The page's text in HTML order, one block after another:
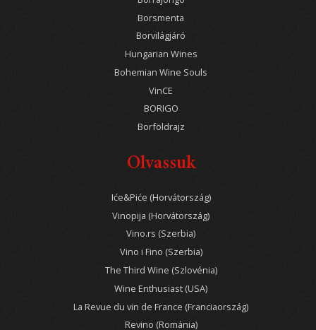
Borsmenta
Borvilágjáró
Hungarian Wines
Bohemian Wine Souls
VinCE
BORIGO
Borföldrajz
Olvassuk
Iće&Piće (Horvátország)
Vinopija (Horvátország)
Vino.rs (Szerbia)
Vino i Fino (Szerbia)
The Third Wine (Szlovénia)
Wine Enthusiast (USA)
La Revue du vin de France (Franciaország)
Revino (Románia)